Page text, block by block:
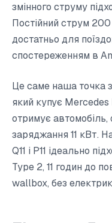
змінного струму
Постійний струм
достатньо для
спостереженням в
Це саме наша точка
який купує
отримує автомобіль,
заряджання 11 кВт.
Q11 і P11 ідеально
Type 2, 11 годин до
wallbox, без